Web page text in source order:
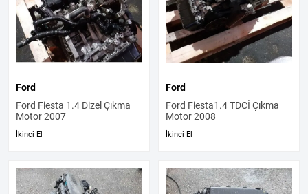
Ford
Ford Fiesta 1.4 Dizel Çıkma
Motor 2007
İkinci El
Ford
Ford Fiesta1.4 TDCİ Çıkma
Motor 2008
İkinci El